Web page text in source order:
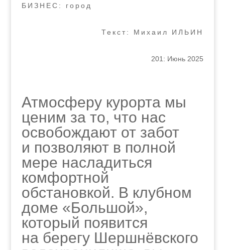
БИЗНЕС: город
Текст: Михаил ИЛЬИН
201: Июнь 2025
Атмосферу курорта мы
ценим за то, что нас
освобождают от забот
и позволяют в полной
мере насладиться
комфортной
обстановкой. В клубном
доме «Большой»,
который появится
на берегу Шершнёвского